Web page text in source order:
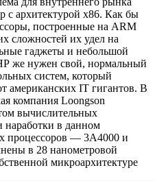
с архитектурой x86. Как бы
построенные на ARM
сложностей их удел на
гаджеты и небольшой
же нужен свой, нормальный
систем, который
американских IT гигантов. В
компания Loongson
вычислительных
наработки в данном
процессоров — 3A4000 и
в 28 нанометровой
микроархитектуре